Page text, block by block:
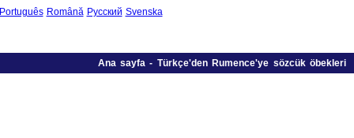
Português Română Русский Svenska
Ana sayfa- Türkçe'den Rumence'ye sözcük öbekleri